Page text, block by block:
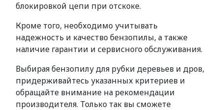
блокировкой цепи при отскоке.
Кроме того, необходимо учитывать
надежность и качество бензопилы, а также
наличие гарантии и сервисного обслуживания.
Выбирая бензопилу для рубки деревьев и дров,
придерживайтесь указанных критериев и
обращайте внимание на рекомендации
производителя. Только так вы сможете